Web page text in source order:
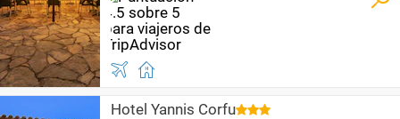
Hotel Yannis Corfu